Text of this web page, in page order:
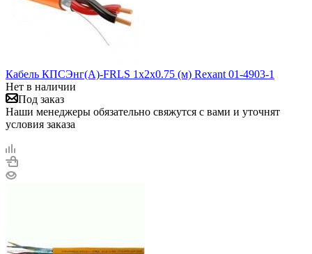
Кабель КПСЭнг(А)-FRLS 1х2х0.75 (м) Rexant 01-4903-1
Нет в наличии
Под заказ
Наши менеджеры обязательно свяжутся с вами и уточнят
условия заказа